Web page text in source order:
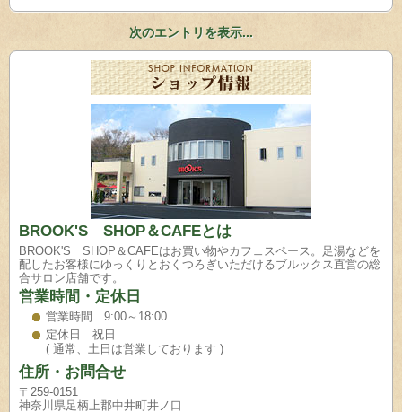
次のエントリを表示...
BROOK'S SHOP＆CAFEとは
BROOK'S SHOP＆CAFEはお買い物やカフェスペース。足湯などを
配したお客様にゆっくりとおくつろぎいただけるブルックス直営の総
合サロン店舗です。
営業時間・定休日
営業時間 9:00～18:00
定休日 祝日
( 通常、土日は営業しております )
住所・お問合せ
〒259-0151
神奈川県足柄上郡中井町井ノ口